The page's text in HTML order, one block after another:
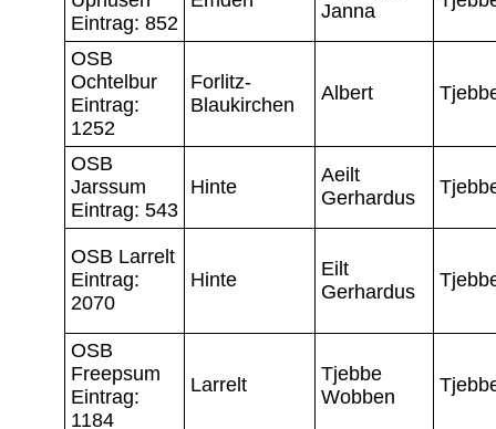
Eintrag: 852
Janna
OSB
Ochtelbur
Eintrag:
1252
Forlitz-
Blaukirchen
Albert
OSB
Jarssum
Eintrag: 543
Hinte
Aeilt
Gerhardus
OSB Larrelt
Eintrag:
2070
Hinte
Eilt
Gerhardus
OSB
Freepsum
Eintrag:
1184
Larrelt
Tjebbe
Wobben